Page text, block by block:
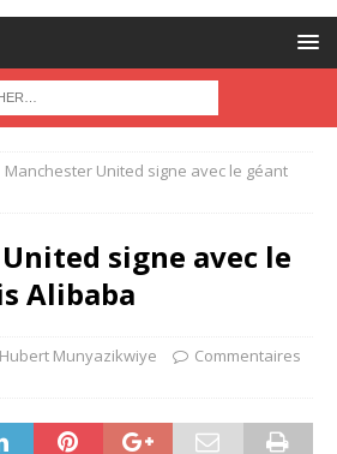
Manchester United signe avec le géant
signe avec le
Alibaba
Hubert Munyazikwiye
Commentaires